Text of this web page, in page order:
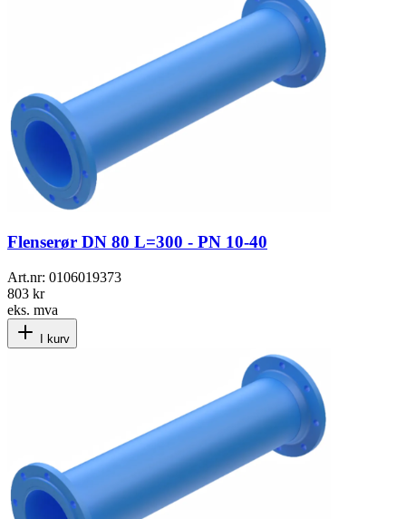
Flenserør DN 80 L=300 - PN 10-40
Art.nr: 0106019373
803 kr
eks. mva
I kurv